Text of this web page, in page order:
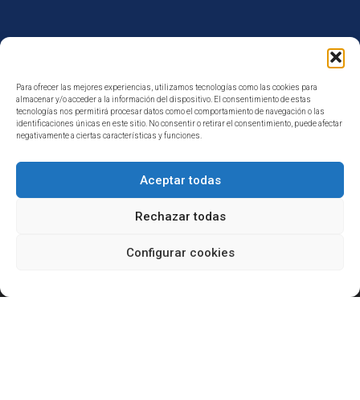
Para ofrecer las mejores experiencias, utilizamos tecnologías como las cookies para
almacenar y/o acceder a la información del dispositivo. El consentimiento de estas
tecnologías nos permitirá procesar datos como el comportamiento de navegación o las
identificaciones únicas en este sitio. No consentir o retirar el consentimiento, puede afectar
negativamente a ciertas características y funciones.
Aceptar todas
Rechazar todas
Configurar cookies
Reformas Duaba
Carrer Vèlia, 31 · 08016 Barcelona
Contacta con nosotros
932 431 055
685 918 725